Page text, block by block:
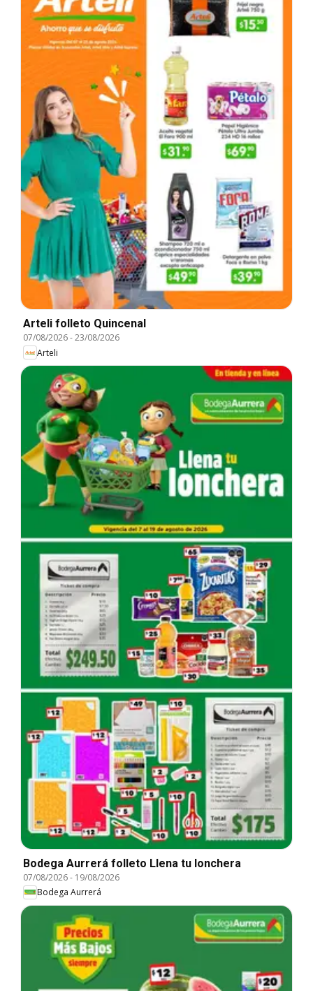
Arteli folleto Quincenal
07/08/2026-23/08/2026
Arteli
Bodega Aurrerá folleto Llena tu lonchera
07/08/2026- 19/08/2026
Bodega Aurrerá